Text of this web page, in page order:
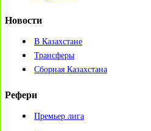
Новости
В Казахстане
Трансферы
Сборная Казахстана
Рефери
Премьер лига